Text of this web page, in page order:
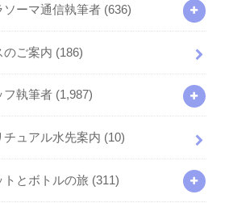
ソーマ通信執筆者 (636)
のご案内 (186)
フ執筆者 (1,987)
チュアル水先案内 (10)
トとボトルの旅 (311)